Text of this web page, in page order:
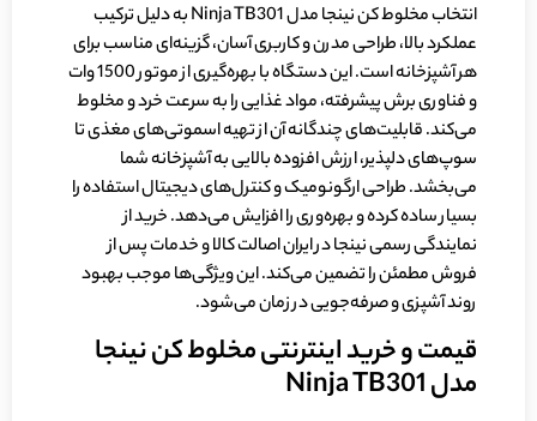
انتخاب مخلوط کن نینجا مدل Ninja TB301 به دلیل ترکیب
عملکرد بالا، طراحی مدرن و کاربری آسان، گزینه‌ای مناسب برای
هر آشپزخانه است. این دستگاه با بهره‌گیری از موتور 1500 وات
و فناوری برش پیشرفته، مواد غذایی را به سرعت خرد و مخلوط
می‌کند. قابلیت‌های چندگانه آن از تهیه اسموتی‌های مغذی تا
سوپ‌های دلپذیر، ارزش افزوده بالایی به آشپزخانه شما
می‌بخشد. طراحی ارگونومیک و کنترل‌های دیجیتال استفاده را
بسیار ساده کرده و بهره‌وری را افزایش می‌دهد. خرید از
نمایندگی رسمی نینجا در ایران اصالت کالا و خدمات پس از
فروش مطمئن را تضمین می‌کند. این ویژگی‌ها موجب بهبود
روند آشپزی و صرفه‌جویی در زمان می‌شود.
قیمت و خرید اینترنتی مخلوط کن نینجا
مدل